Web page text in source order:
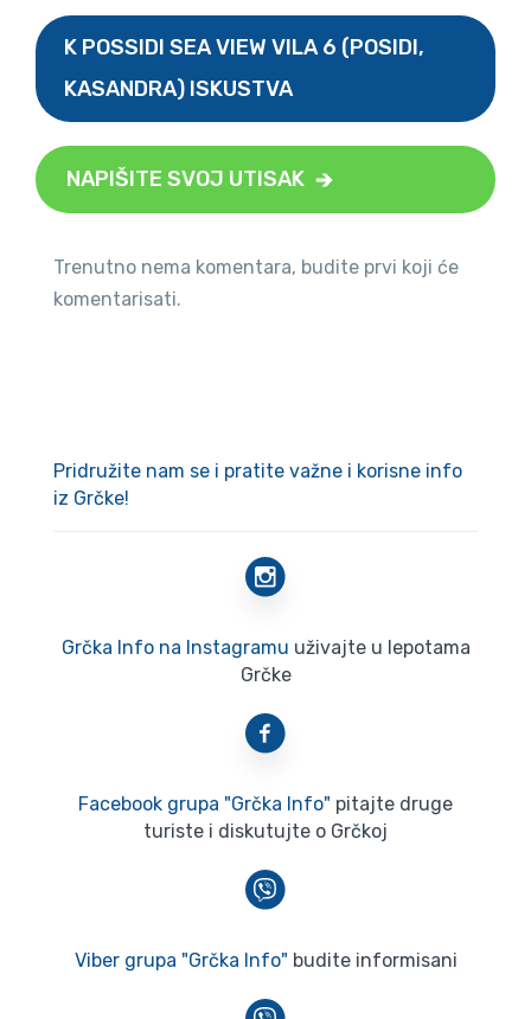
K POSSIDI SEA VIEW VILA 6 (POSIDI,
KASANDRA) ISKUSTVA
NAPIŠITE SVOJ UTISAK
Trenutno nema komentara, budite prvi koji će
komentarisati.
Pridružite nam se i pratite važne i korisne info
iz Grčke!
Grčka Info na Instagramu uživajte u lepotama
Grčke
Facebook grupa "Grčka Info" pitajte druge
turiste i diskutujte o Grčkoj
Viber grupa "Grčka Info" budite informisani